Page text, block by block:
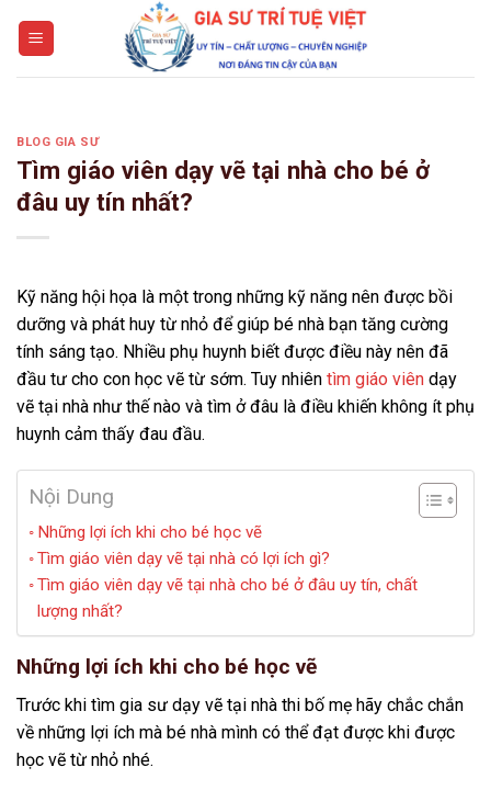
BLOG GIA SƯ
Tìm giáo viên dạy vẽ tại nhà cho bé ở
đâu uy tín nhất?
Kỹ năng hội họa là một trong những kỹ năng nên được bồi
dưỡng và phát huy từ nhỏ để giúp bé nhà bạn tăng cường
tính sáng tạo. Nhiều phụ huynh biết được điều này nên đã
đầu tư cho con học vẽ từ sớm. Tuy nhiên tìm giáo viên dạy
vẽ tại nhà như thế nào và tìm ở đâu là điều khiến không ít phụ
huynh cảm thấy đau đầu.
Nội Dung
Những lợi ích khi cho bé học vẽ
Tìm giáo viên dạy vẽ tại nhà có lợi ích gì?
Tìm giáo viên dạy vẽ tại nhà cho bé ở đâu uy tín, chất
lượng nhất?
Những lợi ích khi cho bé học vẽ
Trước khi tìm gia sư dạy vẽ tại nhà thi bố mẹ hãy chắc chắn
về những lợi ích mà bé nhà mình có thể đạt được khi được
học vẽ từ nhỏ nhé.